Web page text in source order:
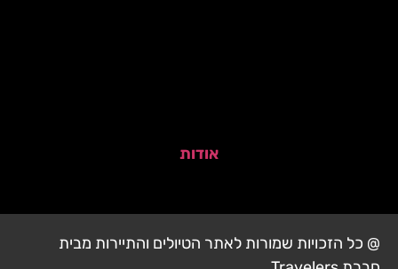
אודות
@ כל הזכויות שמורות לאתר הטיולים והתיירות מבית